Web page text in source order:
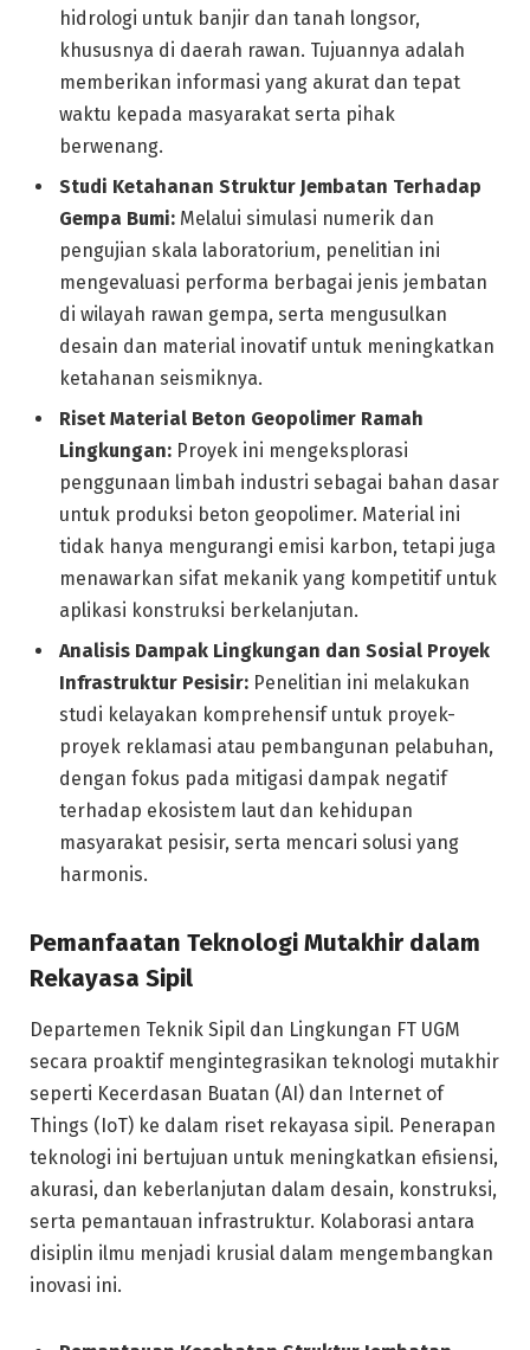
hidrologi untuk banjir dan tanah longsor,
khususnya di daerah rawan. Tujuannya adalah
memberikan informasi yang akurat dan tepat
waktu kepada masyarakat serta pihak
berwenang.
Studi Ketahanan Struktur Jembatan Terhadap
Gempa Bumi: Melalui simulasi numerik dan
pengujian skala laboratorium, penelitian ini
mengevaluasi performa berbagai jenis jembatan
di wilayah rawan gempa, serta mengusulkan
desain dan material inovatif untuk meningkatkan
ketahanan seismiknya.
Riset Material Beton Geopolimer Ramah
Lingkungan: Proyek ini mengeksplorasi
penggunaan limbah industri sebagai bahan dasar
untuk produksi beton geopolimer. Material ini
tidak hanya mengurangi emisi karbon, tetapi juga
menawarkan sifat mekanik yang kompetitif untuk
aplikasi konstruksi berkelanjutan.
Analisis Dampak Lingkungan dan Sosial Proyek
Infrastruktur Pesisir: Penelitian ini melakukan
studi kelayakan komprehensif untuk proyek-
proyek reklamasi atau pembangunan pelabuhan,
dengan fokus pada mitigasi dampak negatif
terhadap ekosistem laut dan kehidupan
masyarakat pesisir, serta mencari solusi yang
harmonis.
Pemanfaatan Teknologi Mutakhir dalam
Rekayasa Sipil
Departemen Teknik Sipil dan Lingkungan FT UGM
secara proaktif mengintegrasikan teknologi mutakhir
seperti Kecerdasan Buatan (AI) dan Internet of
Things (IoT) ke dalam riset rekayasa sipil. Penerapan
teknologi ini bertujuan untuk meningkatkan efisiensi,
akurasi, dan keberlanjutan dalam desain, konstruksi,
serta pemantauan infrastruktur. Kolaborasi antara
disiplin ilmu menjadi krusial dalam mengembangkan
inovasi ini.